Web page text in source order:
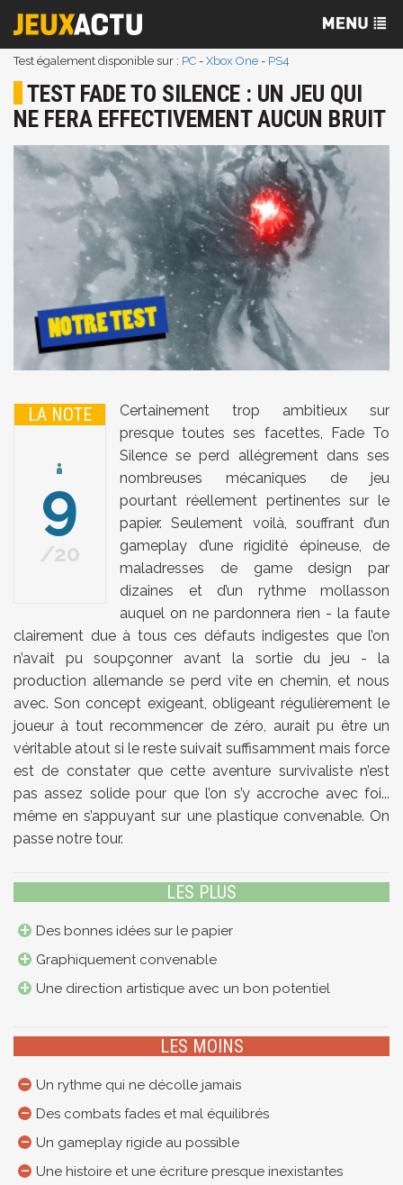
Test également disponible sur : PC - Xbox One - PS4
TEST FADE TO SILENCE : UN JEU QUI
NE FERA EFFECTIVEMENT AUCUN BRUIT
LA NOTE
9
20
Certainement trop ambitieux sur
presque toutes ses facettes, Fade To
Silence se perd allégrement dans ses
nombreuses mécaniques de jeu
pourtant réellement pertinentes sur le
papier. Seulement voilà, souffrant d’un
gameplay d’une rigidité épineuse, de
maladresses de game design par
dizaines et d’un rythme mollasson
auquel on ne pardonnera rien - la faute
clairement due à tous ces défauts indigestes que l’on
n’avait pu soupçonner avant la sortie du jeu - la
production allemande se perd vite en chemin, et nous
avec. Son concept exigeant, obligeant régulièrement le
joueur à tout recommencer de zéro, aurait pu être un
véritable atout si le reste suivait suffisamment mais force
est de constater que cette aventure survivaliste n’est
pas assez solide pour que l’on s’y accroche avec foi...
même en s’appuyant sur une plastique convenable. On
passe notre tour.
LES PLUS
Des bonnes idées sur le papier
Graphiquement convenable
Une direction artistique avec un bon potentiel
LES MOINS
Un rythme qui ne décolle jamais
Des combats fades et mal équilibrés
Un gameplay rigide au possible
Une histoire et une écriture presque inexistantes